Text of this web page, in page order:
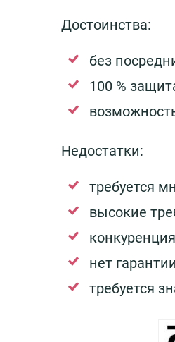
Достоинства:
без
100 %
Недостатки:
требуется
высокие
нет
требуется